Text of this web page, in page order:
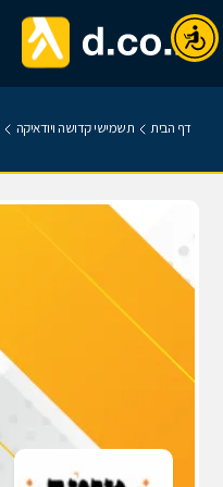
דף הבית תשמישי קדושה ויודאיקה